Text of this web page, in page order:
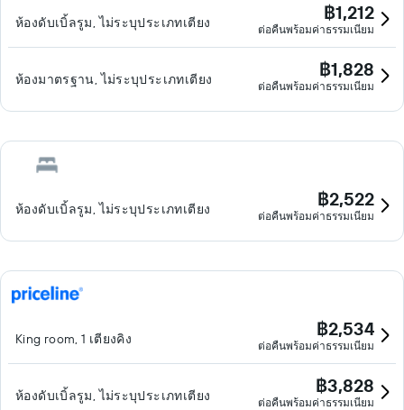
ห้องดับเบิ้ลรูม, ไม่ระบุประเภทเตียง ฿1,212
ต่อคืนพร้อมค่าธรรมเนียม
ห้องมาตรฐาน, ไม่ระบุประเภทเตียง ฿1,828
ต่อคืนพร้อมค่าธรรมเนียม
ห้องดับเบิ้ลรูม, ไม่ระบุประเภทเตียง ฿2,522
ต่อคืนพร้อมค่าธรรมเนียม
King room, 1 เตียงคิง ฿2,534
ต่อคืนพร้อมค่าธรรมเนียม
ห้องดับเบิ้ลรูม, ไม่ระบุประเภทเตียง ฿3,828
ต่อคืนพร้อมค่าธรรมเนียม